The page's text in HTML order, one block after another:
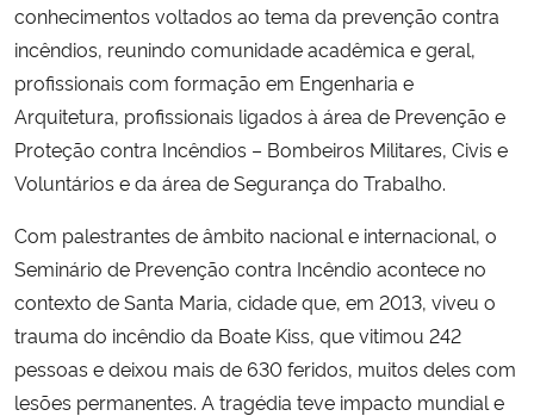
Ministério do Desenvolvimento Regional
Controladoria-Geral da União
Ministério da Mulher, da Família e dos Direitos Humanos
Secretaria de Governo
Gabinete de Segurança Institucional
Advocacia-Geral da União
conhecimentos voltados ao tema da prevenção contra
incêndios, reunindo comunidade acadêmica e geral,
profissionais com formação em Engenharia e
Arquitetura, profissionais ligados à área de Prevenção e
Proteção contra Incêndios – Bombeiros Militares, Civis e
Voluntários e da área de Segurança do Trabalho.
Com palestrantes de âmbito nacional e internacional, o
Seminário de Prevenção contra Incêndio acontece no
contexto de Santa Maria, cidade que, em 2013, viveu o
trauma do incêndio da Boate Kiss, que vitimou 242
pessoas e deixou mais de 630 feridos, muitos deles com
lesões permanentes. A tragédia teve impacto mundial e